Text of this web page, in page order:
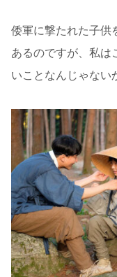
倭軍に撃たれた子供
あるのですが、私は
いことなんじゃない